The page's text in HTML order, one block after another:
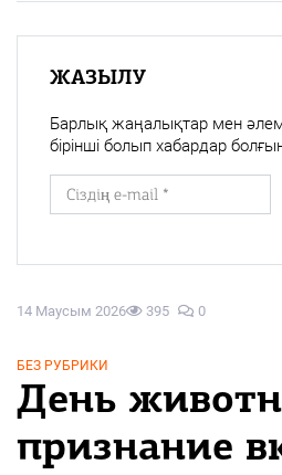
14 Маусым 2026 395 0
БЕЗ РУБРИКИ
День
признание
ЖАЗЫЛУ
Барлық жаңалықтар мен
бірінші болып хабардар